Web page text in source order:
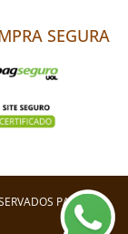
SEGURA
PARA